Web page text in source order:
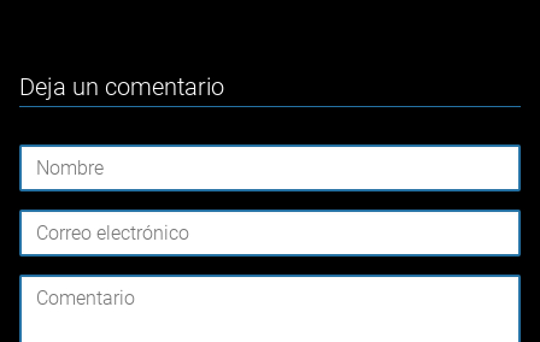
Deja un comentario